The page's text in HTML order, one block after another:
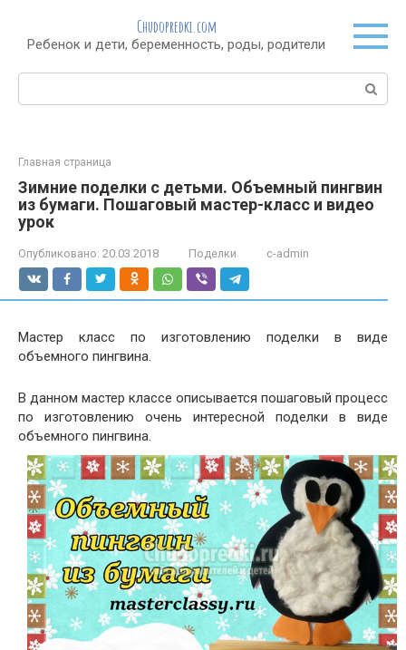
контенту
Chudopredki.com
Ребенок и дети, беременность, роды, родители
Поиск:
Главная страница
Зимние поделки с детьми. Объемный пингвин
из бумаги. Пошаговый мастер-класс и видео
урок
Опубликовано: 20.03.2018 Поделки c-admin
Мастер класс по изготовлению поделки в виде
объемного пингвина.
В данном мастер классе описывается пошаговый процесс
по изготовлению очень интересной поделки в виде
объемного пингвина.